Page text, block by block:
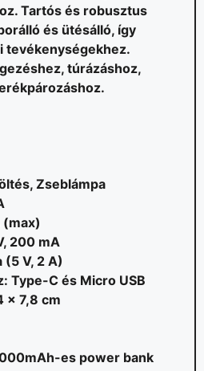
Tartós és robusztus
és ütésálló, így
tevékenységekhez.
túrázáshoz,
Zseblámpa
(max)
200 mA
V, 2 A)
Type-C és Micro USB
x 7,8 cm
es power bank